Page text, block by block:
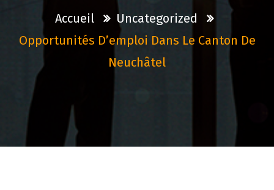
Accueil
Uncategorized
Opportunités D’emploi Dans Le Canton De
Neuchâtel